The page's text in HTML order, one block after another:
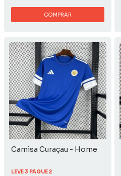
COMPRAR
Camisa Curaçau - Home
LEVE 3 PAGUE 2